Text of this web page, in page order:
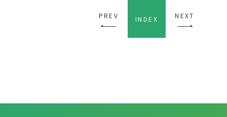
PREV INDEX NEXT